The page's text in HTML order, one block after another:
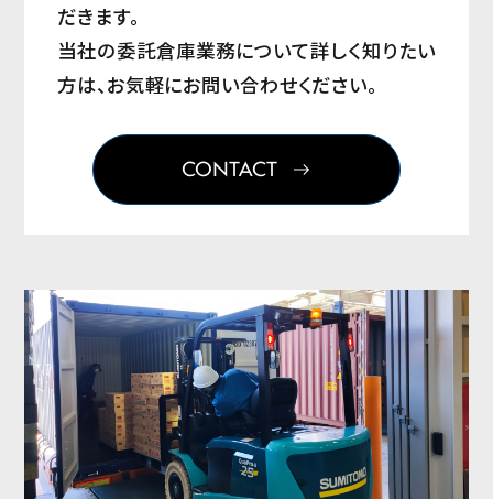
だきます。
当社の委託倉庫業務について詳しく知りたい
方は、お気軽にお問い合わせください。
CONTACT